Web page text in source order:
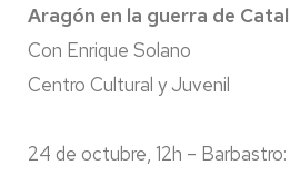
Aragón en la guerra de
Con Enrique Solano
Centro Cultural y Juvenil
24 de octubre, 12h – Barbastro: